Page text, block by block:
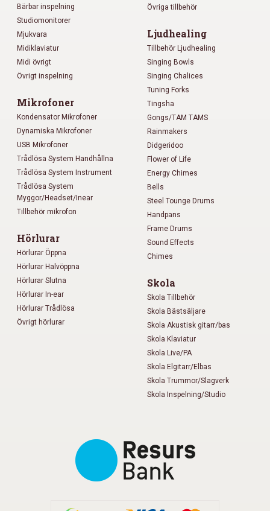
Bärbar inspelning
Studiomonitorer
Mjukvara
Midiklaviatur
Midi övrigt
Övrigt inspelning
Mikrofoner
Kondensator Mikrofoner
Dynamiska Mikrofoner
USB Mikrofoner
Trådlösa System Handhållna
Trådlösa System Instrument
Trådlösa System
Myggor/Headset/Inear
Tillbehör mikrofon
Hörlurar
Hörlurar Öppna
Hörlurar Halvöppna
Hörlurar Slutna
Hörlurar In-ear
Hörlurar Trådlösa
Övrigt hörlurar
Övriga tillbehör
Ljudhealing
Tillbehör Ljudhealing
Singing Bowls
Singing Chalices
Tuning Forks
Tingsha
Gongs/TAM TAMS
Rainmakers
Didgeridoo
Flower of Life
Energy Chimes
Bells
Steel Tounge Drums
Handpans
Frame Drums
Sound Effects
Chimes
Skola
Skola Tillbehör
Skola Bästsäljare
Skola Akustisk gitarr/bas
Skola Klaviatur
Skola Live/PA
Skola Elgitarr/Elbas
Skola Trummor/Slagverk
Skola Inspelning/Studio